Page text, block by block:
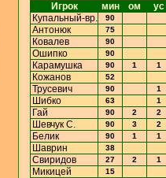
Игрок мин ом
ус
Купальный-вр.
90
Антонюк 75
Ковалев 90
Ошипко 90
Карамушка 90 1 1
Кожанов 52
Трусевич 90 1
Шибко 63 1
Гай 90 2 2
Шевчук С. 90 3 2
Белик 90 1 1
Шаврин 38
Свиридов 27 2 1
Микицей 15